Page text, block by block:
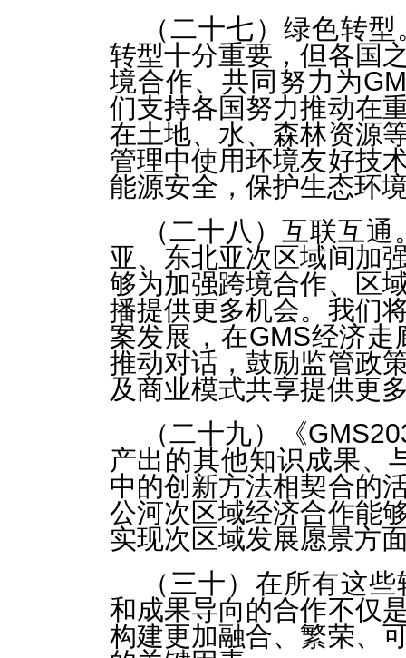
（二十七）绿色转
转型十分重要，但各国
境合作、共同努力为
们支持各国努力推动在
在土地、水、森林资源
管理中使用环境友好技
能源安全，保护生态环
（二十八）互联互
亚、东北亚次区域间加
够为加强跨境合作、区
播提供更多机会。我们
案发展，在GMS经济
推动对话，鼓励监管政
及商业模式共享提供更
（二十九）《
产出的其他知识成果、
中的创新方法相契合的
公河次区域经济合作能
实现次区域发展愿景方
（三十）在所有这
和成果导向的合作不仅
构建更加融合、繁荣、